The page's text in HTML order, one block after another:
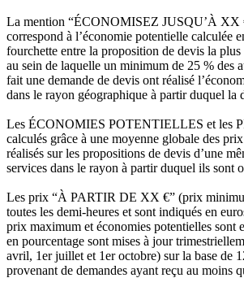
La mention “ÉCONOMISEZ JUSQU’À XX
correspond à l’économie potentielle calculée
fourchette entre la proposition de devis la plus
au sein de laquelle un minimum de 25 % des
fait une demande de devis ont réalisé
dans le rayon géographique à partir duquel la
Les ÉCONOMIES POTENTIELLES et les
calculés grâce à une moyenne globale des
réalisés sur les propositions de devis d’une
services dans le rayon à partir duquel ils sont
Les prix “À PARTIR DE XX €” (prix
toutes les demi-heures et sont indiqués en
prix maximum et économies potentielles sont
en pourcentage sont mises à jour
avril, 1er juillet et 1er octobre) sur la base de
provenant de demandes ayant reçu au moins